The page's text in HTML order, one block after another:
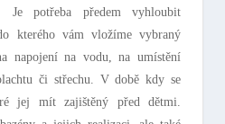
Je potřeba předem vyhloubit
kterého vám vložíme vybraný
napojení na vodu, na umístění
či střechu. V době kdy se
jej mít zajištěný před dětmi.